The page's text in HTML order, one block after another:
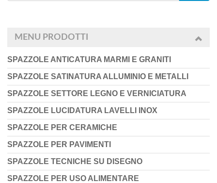
MENU PRODOTTI
SPAZZOLE ANTICATURA MARMI E GRANITI
SPAZZOLE SATINATURA ALLUMINIO E METALLI
SPAZZOLE SETTORE LEGNO E VERNICIATURA
SPAZZOLE LUCIDATURA LAVELLI INOX
SPAZZOLE PER CERAMICHE
SPAZZOLE PER PAVIMENTI
SPAZZOLE TECNICHE SU DISEGNO
SPAZZOLE PER USO ALIMENTARE